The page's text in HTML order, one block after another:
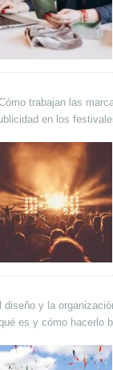
trabajan las
en los
diseño y la
es y cómo hacerlo